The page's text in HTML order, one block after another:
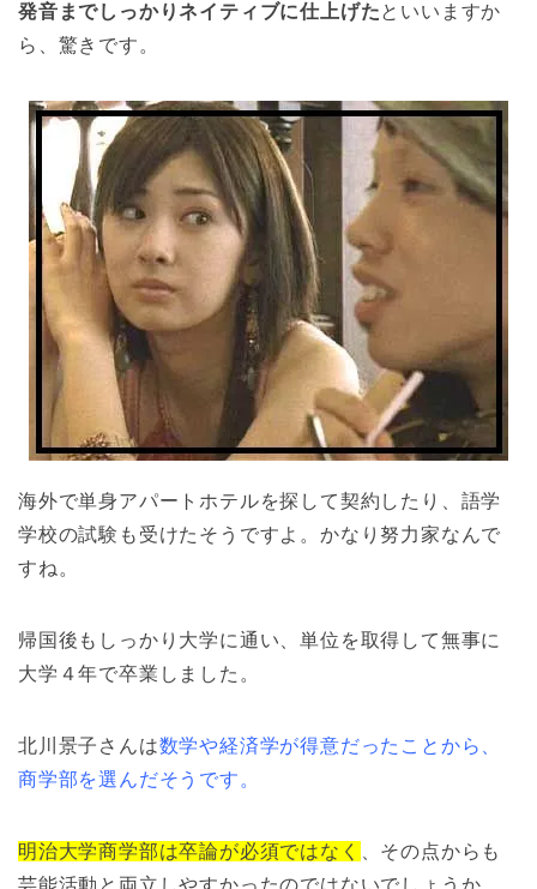
発音までしっかりネイティブに仕上げたといいますか
ら、驚きです。
海外で単身アパートホテルを探して契約したり、語学
学校の試験も受けたそうですよ。かなり努力家なんで
すね。
帰国後もしっかり大学に通い、単位を取得して無事に
大学４年で卒業しました。
北川景子さんは数学や経済学が得意だったことから、
商学部を選んだそうです。
明治大学商学部は卒論が必須ではなく
、その点からも